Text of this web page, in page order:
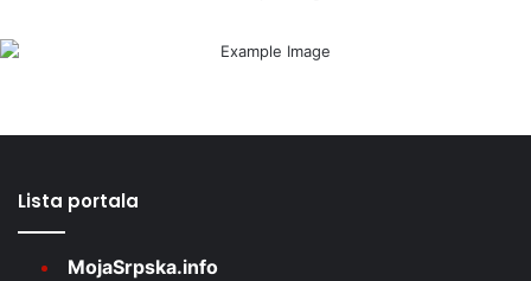
Lista portala
MojaSrpska.info